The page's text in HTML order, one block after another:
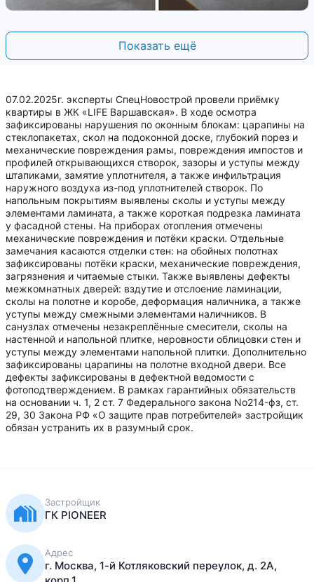
Показать ещё
07.02.2025г. эксперты СпецНовострой провели приёмку
квартиры в ЖК «LIFE Варшавская». В ходе осмотра
зафиксированы нарушения по оконным блокам: царапины на
стеклопакетах, скол на подоконной доске, глубокий порез и
механические повреждения рамы, повреждения импостов и
профилей открывающихся створок, зазоры и уступы между
штапиками, замятие уплотнителя, а также инфильтрация
наружного воздуха из-под уплотнителей створок. По
напольным покрытиям выявлены сколы и уступы между
элементами ламината, а также короткая подрезка ламината
у фасадной стены. На приборах отопления отмечены
механические повреждения и потёки краски. Отдельные
замечания касаются отделки стен: на обойных полотнах
зафиксированы потёки краски, механические повреждения,
загрязнения и читаемые стыки. Также выявлены дефекты
межкомнатных дверей: вздутие и отслоение ламинации,
сколы на полотне и коробе, деформация наличника, а также
уступы между смежными элементами наличников. В
санузлах отмечены незакреплённые смесители, сколы на
настенной и напольной плитке, неровности облицовки стен и
уступы между элементами напольной плитки. Дополнительно
зафиксированы царапины на полотне входной двери. Все
дефекты зафиксированы в дефектной ведомости с
фотоподтверждением. В рамках гарантийных обязательств
на основании ч. 1, 2 ст. 7 Федерального закона No214-фз, ст.
29, 30 Закона РФ «О защите прав потребителей» застройщик
обязан устранить их в разумный срок.
Застройщик
ГК PIONEER
Адрес
г. Москва, 1-й Котляковский переулок, д. 2А,